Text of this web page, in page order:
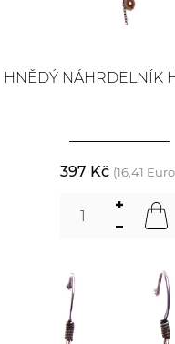
HNĚDÝ NÁHRDELNÍK
397 Kč (16,41